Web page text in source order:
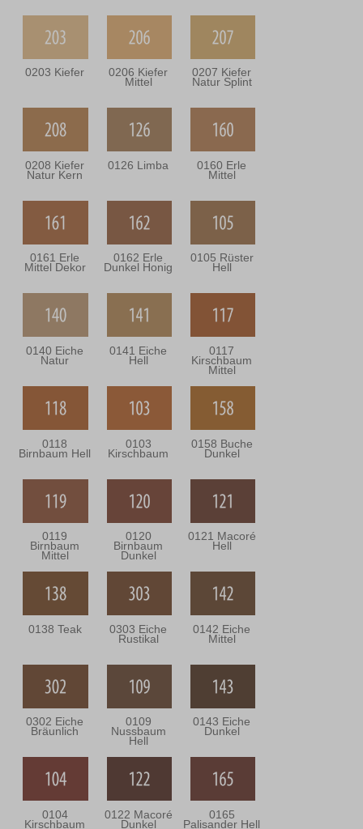
0203 Kiefer 0206 Kiefer
Mittel
0207 Kiefer
Natur Splint
0208 Kiefer
Natur Kern
0126 Limba 0160 Erle
Mittel
0161 Erle
Mittel Dekor
0162 Erle
Dunkel Honig
0105 Rüster
Hell
0140 Eiche
Natur
0141 Eiche
Hell
0117
Kirschbaum
Mittel
0118
Birnbaum Hell
0103
Kirschbaum
0158 Buche
Dunkel
0119
Birnbaum
Mittel
0120
Birnbaum
Dunkel
0121 Macoré
Hell
0138 Teak 0303 Eiche
Rustikal
0142 Eiche
Mittel
0302 Eiche
Bräunlich
0109
Nussbaum
Hell
0143 Eiche
Dunkel
0104
Kirschbaum
0122 Macoré
Dunkel
0165
Palisander Hell